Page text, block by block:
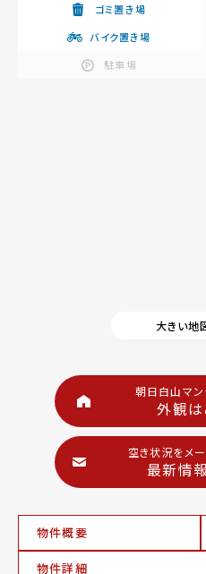
ゴミ置き場
バイク置き場
駐車場
大きい地
朝日白山マ
外観は
空き状況をメ
最新情
物件概要
物件詳細